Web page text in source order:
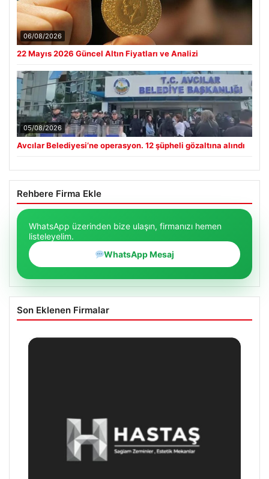
06/08/2026
22 Mayıs 2026 Güncel Altın Fiyatları ve Analizi
05/08/2026
Avcılar Belediyesi’ne operasyon. 12 şüpheli gözaltına alındı
Rehbere Firma Ekle
WhatsApp üzerinden bize ulaşın, firmanızı hemen
listeleyelim.
WhatsApp Mesaj
Son Eklenen Firmalar